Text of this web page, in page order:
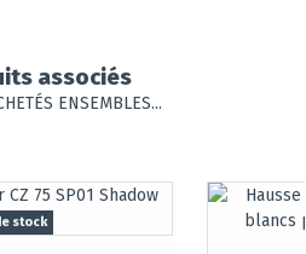
associés
ENSEMBLES...
stock